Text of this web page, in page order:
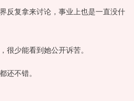
反复拿来讨论，事业上也是一直没什
很少能看到她公开诉苦。
还不错。